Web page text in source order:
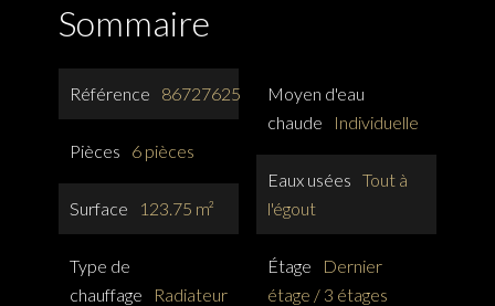
Sommaire
Référence 86727625
Pièces 6 pièces
Surface 123.75 m²
Type de
chauffage
Radiateur
Moyen d'eau
chaude
Individuelle
Eaux usées Tout à
l'égout
Étage
Dernier
étage / 3 étages